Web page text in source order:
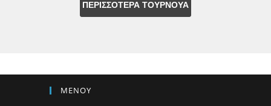
ΠΕΡΙΣΣΟΤΕΡΑ ΤΟΥΡΝΟΥΑ
ΜΕΝΟΥ